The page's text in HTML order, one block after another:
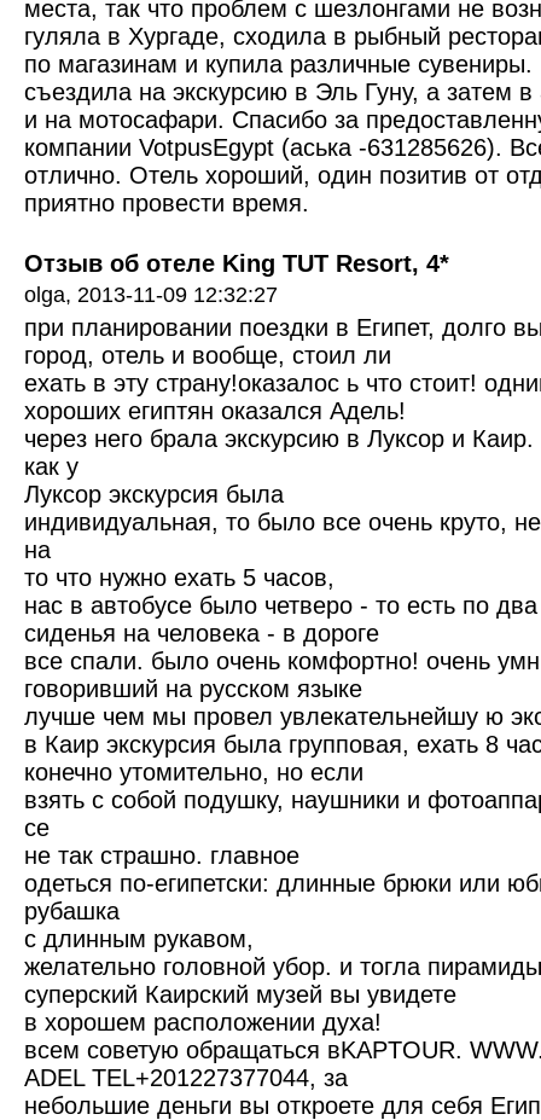
места, так что проблем с шезлонгами не
гуляла в Хургаде, сходила в рыбный
по магазинам и купила различные
съездила на экскурсию в Эль Гуну, а затем в
и на мотосафари. Спасибо за
компании VotpusEgypt (аська -631285626).
отлично. Отель хороший, один позитив от
приятно провести время.
Отзыв об отеле King TUT Resort, 4*
olga, 2013-11-09 12:32:27
при планировании поездки в Египет, долго
город, отель и вообще, стоил ли
ехать в эту страну!оказалос ь что стоит!
хороших египтян оказался Адель!
через него брала экскурсию в Луксор и Каир.
как у
Луксор экскурсия была
индивидуальная, то было все очень круто,
на
то что нужно ехать 5 часов,
нас в автобусе было четверо - то есть по
сиденья на человека - в дороге
все спали. было очень комфортно! очень
говоривший на русском языке
лучше чем мы провел увлекательнейшу ю
в Каир экскурсия была групповая, ехать 8
конечно утомительно, но если
взять с собой подушку, наушники и
се
не так страшно. главное
одеться по-египетски: длинные брюки или
рубашка
с длинным рукавом,
желательно головной убор. и тогла
суперский Каирский музей вы увидете
в хорошем расположении духа!
всем советую обращаться вKAPTOUR.
ADEL TEL+201227377044, за
небольшие деньги вы откроете для себя